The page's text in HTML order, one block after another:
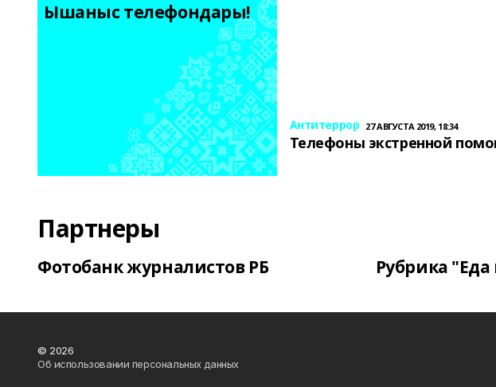
Ышаныс телефондары!
Антитеррор 27 АВГУСТА 2019, 18:34
Телефоны экстренной
Партнеры
Фотобанк журналистов РБ Рубрика
© 2026
Об использовании персональных данных